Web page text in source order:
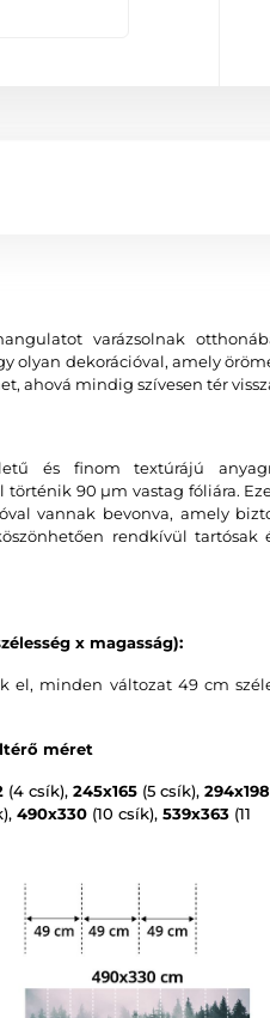
varázsolnak
olyan dekorációval, amely
ahová mindig szívesen tér
és finom textúrájú
90 µm vastag fóliára.
vannak bevonva, amely
rendkívül tartósak
x magasság):
el, minden változat 49 cm
méret
(4 csík), 245x165 (5 csík), 294x198
490x330 (10 csík), 539x363 (11